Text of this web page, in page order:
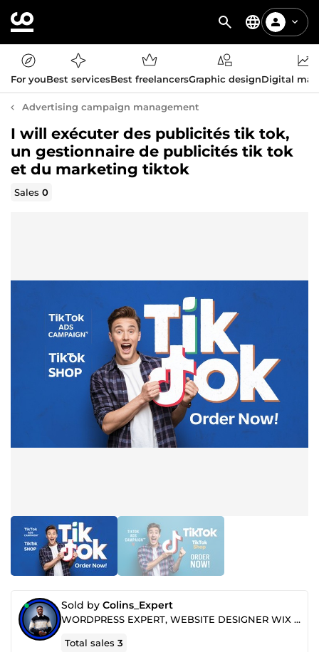
For youBest servicesBest freelancersGraphic designDigital
Advertising campaign management
I will exécuter des publicités tik tok,
un gestionnaire de publicités tik tok
et du marketing tiktok
Sales0
Sold by Colins_Expert
WORDPRESS EXPERT, WEBSITE DESIGNER WIX WEBSITE, WORDPRESS WEBSUTE DESIGN
Total sales3